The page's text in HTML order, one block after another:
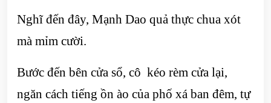
Nghĩ đến đây, Mạnh Dao quả thực chua xót
mà mỉm cười.
Bước đến bên cửa sổ, cô kéo rèm cửa lại,
ngăn cách tiếng ồn ào của phố xá ban đêm, tự